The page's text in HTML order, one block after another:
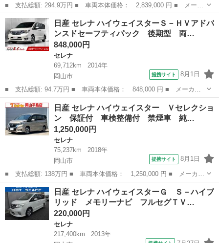
■ 支払総額: 294.9万円 ■ 車両本体価格： 2,839,000 円 ■ メーカ
ー名： 日産 ■ 車種名： セレナ ■ グレード名： ｅ－パワー
ハイウェイスターＶ 純正１０型ナビ フリップダウンモニター プ
ロパイロ...
岡山 岡山市 セレナ
日産 セレナ ハイウェイスターＳ－ＨＶアドバ
ンスドセーフティパック 後期型 両…
848,000円
セレナ
69,712km
2014年
岡山市
提携サイト 8月1日
■ 支払総額: 94.7万円 ■ 車両本体価格： 848,000 円 ■ メーカー
名： 日産 ■ 車種名： セレナ ■ グレード名： ハイウェイスタ
ーＳ－ＨＶアドバンスドセーフティパック 後期型 両側電動スライ
ドドア 衝突...
岡山 岡山市 セレナ
日産 セレナ ハイウェイスター Ｖセレクショ
ン 保証付 車検整備付 禁煙車 純…
1,250,000円
セレナ
75,237km
2018年
岡山市
提携サイト 8月1日
■ 支払総額: 138万円 ■ 車両本体価格： 1,250,000 円 ■ メーカー
名： 日産 ■ 車種名： セレナ ■ グレード名： ハイウェイスタ
ー Ｖセレクション 保証付 車検整備付 禁煙車 純正９インチナ
ビ アラウ...
岡山 岡山市 セレナ
日産 セレナ ハイウェイスターＧ Ｓ－ハイブ
リッド メモリーナビ フルセグＴＶ…
220,000円
セレナ
217,400km
2013年